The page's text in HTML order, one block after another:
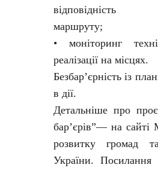
відповідність
маршруту;
• моніторинг
реалізації на місцях.
Безбар’єрність із
в дії.
Детальніше про
бар’єрів”— на сайті
розвитку громад
України.